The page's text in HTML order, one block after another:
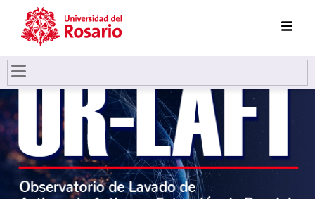
Pasar al contenido principal